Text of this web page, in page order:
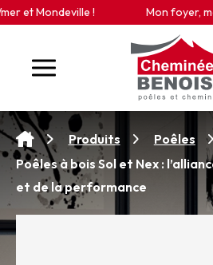
! Mon foyer, ma flamme
Produits Poêles
Poêles à bois Sol et Nex :
et de la performance
Panneau de gestion des cookies